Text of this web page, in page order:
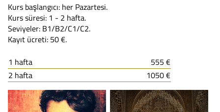
Kurs başlangıcı: her Pazartesi.
Kurs süresi: 1 - 2 hafta.
Seviyeler: B1/B2/C1/C2.
Kayıt ücreti: 50 €.
1 hafta
555 €
2 hafta
1050 €